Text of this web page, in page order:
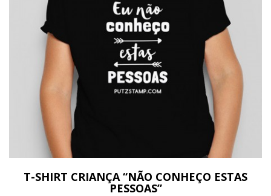
T-SHIRT CRIANÇA “NÃO CONHEÇO ESTAS
PESSOAS”